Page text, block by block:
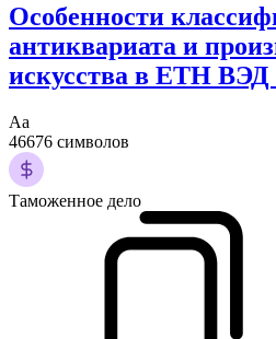
Особенности
антиквариата и
искусства в ЕТН
Аа
46676 символов
Таможенное дело